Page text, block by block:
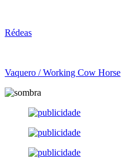
Rédeas
Vaquero / Working Cow Horse